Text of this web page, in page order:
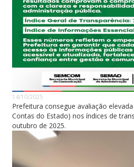
14/10/2025
Prefeitura consegue avaliação
Contas do Estado) nos índices de
outubro de 2025.